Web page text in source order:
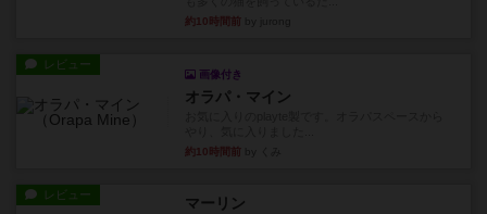
約10時間前
レビュー
画像付き
オラパ・マイン
約10時間前
レビュー マーリン